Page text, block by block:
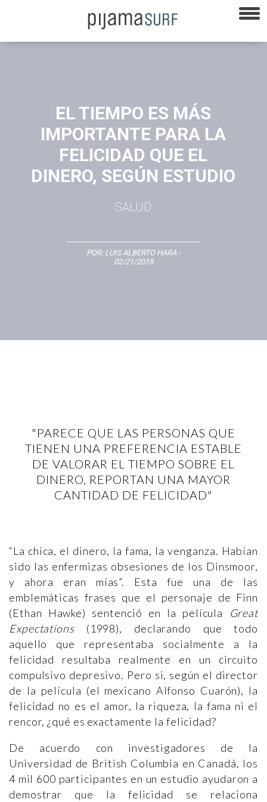
EL TIEMPO ES MÁS
IMPORTANTE PARA LA
FELICIDAD QUE EL
DINERO, SEGÚN ESTUDIO
SALUD
POR: LUIS ALBERTO HARA-
02/21/2018
"PARECE QUE LAS PERSONAS QUE
TIENEN UNA PREFERENCIA ESTABLE
DE VALORAR EL TIEMPO SOBRE EL
DINERO, REPORTAN UNA MAYOR
CANTIDAD DE FELICIDAD"
“La chica, el dinero, la fama, la venganza. Habían
sido las enfermizas obsesiones de los Dinsmoor,
y ahora eran mías”. Esta fue una de las
emblemáticas frases que el personaje de Finn
(Ethan Hawke) sentenció en la película
Great
Expectations(1998), declarando que todo
aquello que representaba socialmente a la
felicidad resultaba realmente en un circuito
compulsivo depresivo. Pero si, según el director
de la película (el mexicano Alfonso Cuarón), la
felicidad no es el amor, la riqueza, la fama ni el
rencor, ¿qué es exactamente la felicidad?
De acuerdo con investigadores de la
Universidad de British Columbia en Canadá, los
4 mil 600 participantes en un estudio ayudaron a
demostrar que la felicidad se relaciona